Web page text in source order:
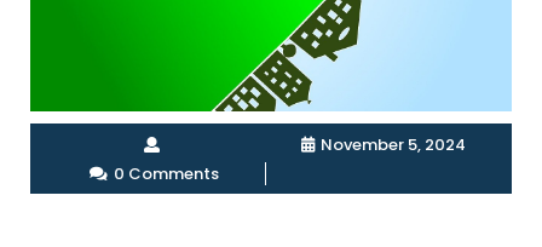
November 5, 2024
0 Comments